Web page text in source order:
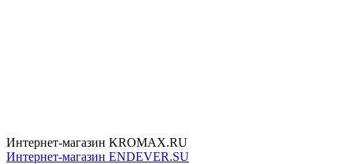
Интернет-магазин KROMAX.RU
Интернет-магазин ENDEVER.SU